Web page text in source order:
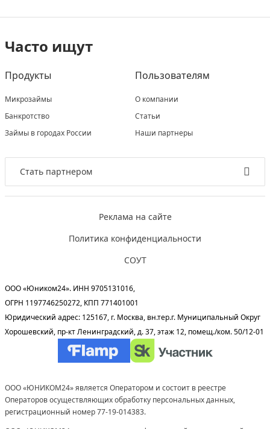
Часто ищут
Продукты
Микрозаймы
Банкротство
Займы в городах России
Пользователям
О компании
Статьи
Наши партнеры
Стать партнером
Реклама на сайте
Политика конфиденциальности
СОУТ
ООО «Юником24». ИНН 9705131016,
ОГРН 1197746250272, КПП 771401001
Юридический адрес: 125167, г. Москва, вн.тер.г. Муниципальный Округ
Хорошевский, пр-кт Ленинградский, д. 37, этаж 12, помещ./ком. 50/12-01
ООО «ЮНИКОМ24» является Оператором и состоит в реестре
Операторов осуществляющих обработку персональных данных,
регистрационный номер 77-19-014383.